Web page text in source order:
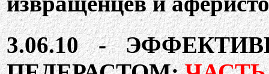
3.06.10 -